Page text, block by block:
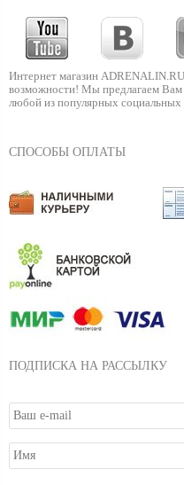
Интернет магазин ADRENALIN.RU
возможности! Мы предлагаем Вам
любой из популярных социальных
СПОСОБЫ ОПЛАТЫ
ПОДПИСКА НА РАССЫЛКУ